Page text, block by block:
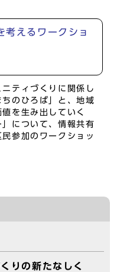
考えるワークショ
ティづくりに関係し
のひろば」と、地域
を生み出していく
」について、情報共有
参加のワークショッ
りの新たなしく